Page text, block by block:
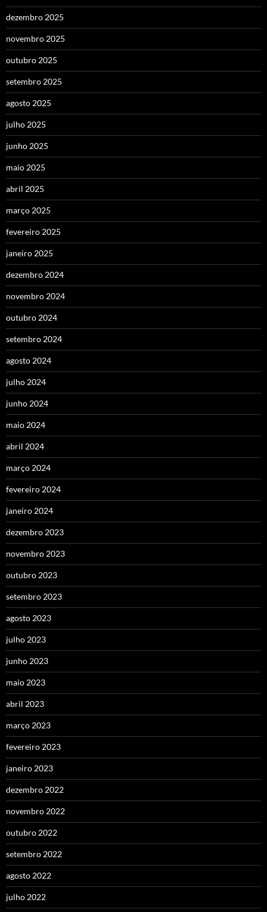
dezembro 2025
novembro 2025
outubro 2025
setembro 2025
agosto 2025
julho 2025
junho 2025
maio 2025
abril 2025
março 2025
fevereiro 2025
janeiro 2025
dezembro 2024
novembro 2024
outubro 2024
setembro 2024
agosto 2024
julho 2024
junho 2024
maio 2024
abril 2024
março 2024
fevereiro 2024
janeiro 2024
dezembro 2023
novembro 2023
outubro 2023
setembro 2023
agosto 2023
julho 2023
junho 2023
maio 2023
abril 2023
março 2023
fevereiro 2023
janeiro 2023
dezembro 2022
novembro 2022
outubro 2022
setembro 2022
agosto 2022
julho 2022